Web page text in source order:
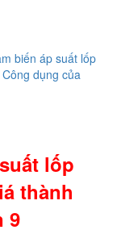
biến áp suất lốp
Công dụng của
lốp
thành
9